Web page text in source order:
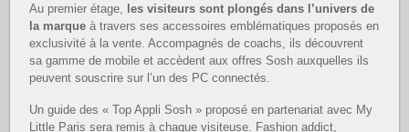
Au premier étage, les visiteurs sont plongés dans l’univers de
la marque à travers ses accessoires emblématiques proposés en
exclusivité à la vente. Accompagnés de coachs, ils découvrent
sa gamme de mobile et accèdent aux offres Sosh auxquelles ils
peuvent souscrire sur l’un des PC connectés.
Un guide des « Top Appli Sosh » proposé en partenariat avec My
Little Paris sera remis à chaque visiteuse. Fashion addict,